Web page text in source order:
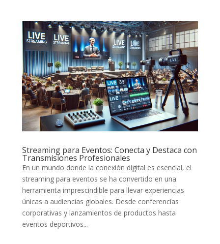
Streaming para Eventos: Conecta y Destaca con
Transmisiones Profesionales
En un mundo donde la conexión digital es esencial, el
streaming para eventos se ha convertido en una
herramienta imprescindible para llevar experiencias
únicas a audiencias globales. Desde conferencias
corporativas y lanzamientos de productos hasta
eventos deportivos...